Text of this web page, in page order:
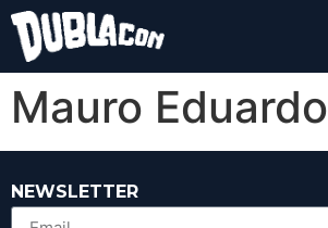
Mauro Eduardo
NEWSLETTER